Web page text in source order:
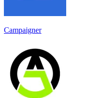
Campaigner